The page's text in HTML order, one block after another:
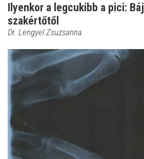
Ilyenkor a legcukibb a pici:
szakértőtől
Dr. Lengyel Zsuzsanna